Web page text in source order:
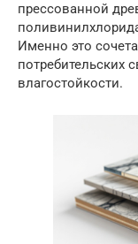
прессованной
Именно это
потребительских
влагостойкости.